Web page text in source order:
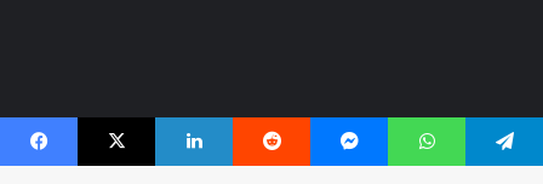
Facebook X Linkedin Reddit Messenger WhatsApp Telegram